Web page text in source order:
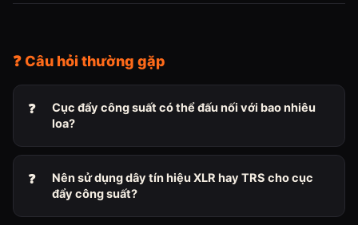
❓ Câu hỏi thường gặp
Cục đẩy công suất có thể đấu nối với bao nhiêu
loa?
Nên sử dụng dây tín hiệu XLR hay TRS cho cục
đẩy công suất?